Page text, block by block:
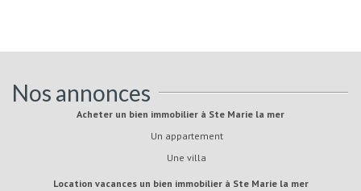
Nos annonces
Acheter un bien immobilier à Ste Marie la mer
Un appartement
Une villa
Location vacances un bien immobilier à Ste Marie la mer